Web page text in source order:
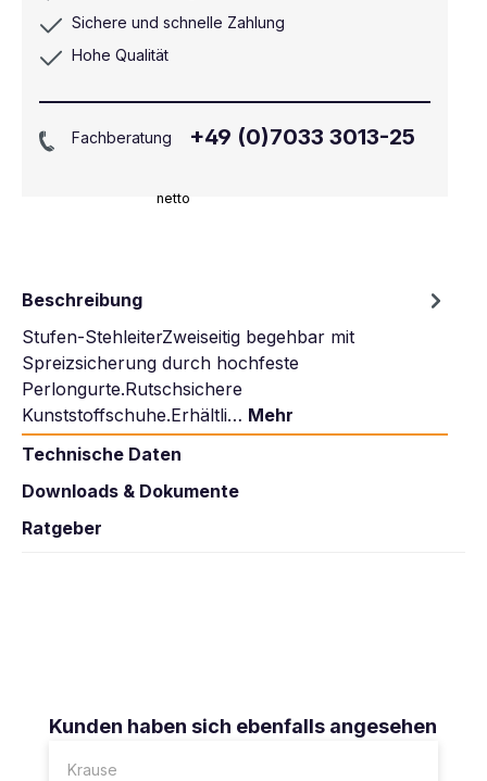
netto
Sichere und schnelle Zahlung
Hohe Qualität
Fachberatung +49 (0)7033 3013-25
Beschreibung
Stufen-StehleiterZweiseitig begehbar mit
Spreizsicherung durch hochfeste
Perlongurte.Rutschsichere
Kunststoffschuhe.Erhältli… Mehr
Technische Daten
Downloads & Dokumente
Ratgeber
Produktgalerie überspringen
Kunden haben sich ebenfalls angesehen
Krause